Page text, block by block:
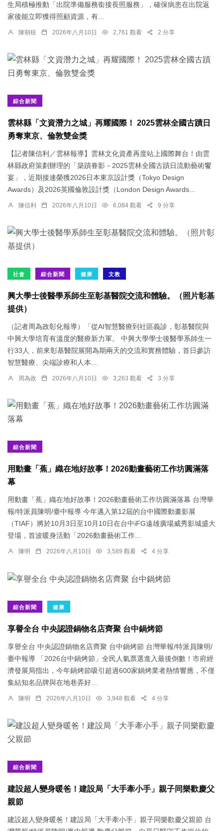
生局積極推動「出院準備服務銜接長照服務」，確保病患在出院返
家後能立即獲得照顧資源，有...
陳朝枝 2026年八月10日 2,761 觀看 2 分享
綜合新聞
雲林縣「文資潛力之城」再耀國際！ 2025雲林全國古蹟日
勇奪東京、倫敦雙金獎
【記者陳信利／雲林報導】雲林文化資產再度站上國際舞台！由雲
林縣政府策劃辦理的「築蹟眷影－2025雲林全國古蹟日流動藝術饗
宴」，近期接連榮獲2026日本東京設計獎（Tokyo Design
Awards）及2026英國倫敦設計獎（London Design Awards...
陳信利 2026年八月10日 6,084 觀看 9 分享
社會 綜合新聞 健康 文教
興大學士後醫學系師生至彰基醫院交流和體驗。（照片彰基
提供）
（記者周為政彰化報導）「從AI智慧醫療到社區義診，彰基醫院與
中興大學培育有溫度的醫療新力軍。 中興大學學士後醫學系師生一
行33人，前來彰基醫院展開為期兩天的交流和實務體驗，首日參訪
智慧醫療、尖端診療和人本...
周為政 2026年八月10日 3,263 觀看 3 分享
綜合新聞
用動畫「蕉」織在地好故事！2026動畫藝術工作坊圓滿落
幕
用動畫「蕉」織在地好故事！2026動畫藝術工作坊圓滿落幕 台灣華
報/特派員陳明/臺中報導 今年邁入第12屆的台中國際動畫影展
（TIAF）將於10月3日至10月10日在台中iFG遠雄廣場威秀影城盛大
登場，首波暖身活動「2026動畫藝術工作...
陳明 2026年八月10日 3,589 觀看 4 分享
綜合新聞 健康
享譽全台 中央認證鍋物名店齊聚 台中鍋烤節
享譽全台 中央認證鍋物名店齊聚 台中鍋烤節 台灣華報/特派員陳明/
臺中報導 「2026台中鍋烤節」全民人氣票選進入最後倒數！市府經
濟發展局指出，今年鍋烤節吸引超過600家鍋烤業者熱情響應，不僅
集結知名品牌與在地巷弄好...
陳明 2026年八月10日 3,948 觀看 4 分享
綜合新聞
建設超人變身暖爸！建設局「大手牽小手」親子同樂歡慶父
親節
建設超人變身暖爸！建設局「大手牽小手」親子同樂歡慶父親節 台